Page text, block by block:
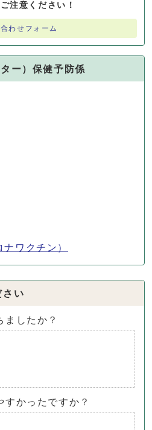
注意ください！
わせフォーム
ー）保健予防係
ワクチン）
さい
ましたか？
すかったですか？